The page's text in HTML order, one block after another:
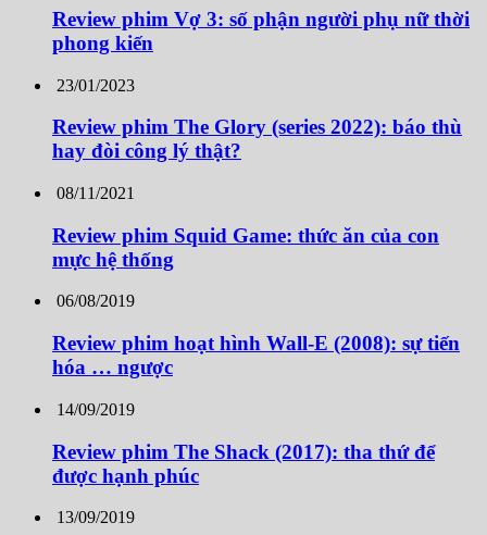
Review phim Vợ 3: số phận người phụ nữ thời
phong kiến
23/01/2023
Review phim The Glory (series 2022): báo thù
hay đòi công lý thật?
08/11/2021
Review phim Squid Game: thức ăn của con
mực hệ thống
06/08/2019
Review phim hoạt hình Wall-E (2008): sự tiến
hóa … ngược
14/09/2019
Review phim The Shack (2017): tha thứ để
được hạnh phúc
13/09/2019